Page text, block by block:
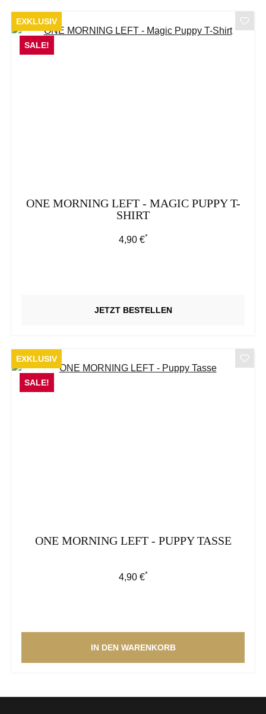
EXKLUSIV
SALE!
ONE MORNING LEFT - MAGIC PUPPY T-
SHIRT
Regulärer Preis:
4,90 €*
JETZT BESTELLEN
EXKLUSIV
SALE!
ONE MORNING LEFT - PUPPY TASSE
Regulärer Preis:
4,90 €*
IN DEN WARENKORB